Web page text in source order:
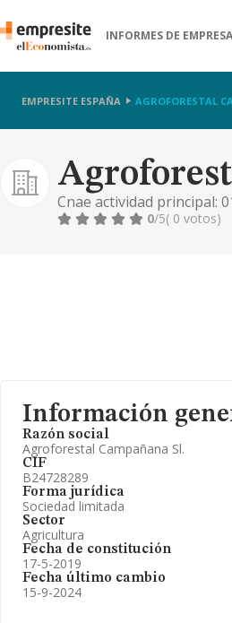
INFORMES DE
EMPRESITE ESPAÑA AGROFORESTAL
Cnae actividad principal:
agricultura, ganadería,
0/5( 0 votos)
Información
Razón social
Agroforestal Campañana Sl.
CIF
B24728289
Forma jurídica
Sociedad limitada
Sector
Agricultura
Fecha de constitución
17-5-2019
Fecha último cambio
15-9-2024